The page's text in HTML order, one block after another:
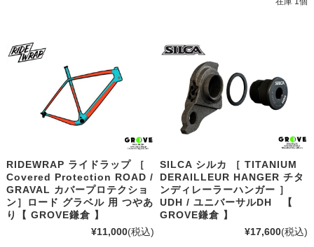
RIDEWRAP ライドラップ ［
Covered Protection ROAD /
GRAVAL カバープロテクショ
ン］ロード グラベル 用 つやあ
り【 GROVE鎌倉 】
¥11,000(税込)
SILCA シルカ ［ TITANIUM
DERAILLEUR HANGER チタ
ンディレーラーハンガー ］
UDH / ユニバーサルDH 【
GROVE鎌倉 】
¥17,600(税込)